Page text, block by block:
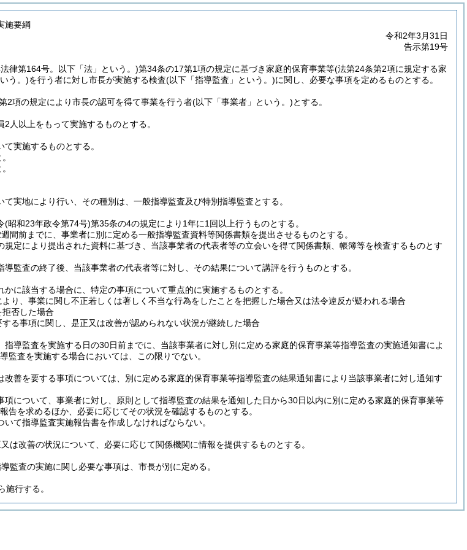
施要綱
令和2年3月31日
告示第19号
律第164号。以下「法」という。)第34条の17第1項の規定に基づき家庭的保育事業等(法第24条第2項に規定する家
う。)を行う者に対し市長が実施する検査(以下「指導監査」という。)に関し、必要な事項を定めるものとする。
2項の規定により市長の認可を得て事業を行う者(以下「事業者」という。)とする。
人以上をもって実施するものとする。
実施するものとする。
実地により行い、その種別は、一般指導監査及び特別指導監査とする。
(昭和23年政令第74号)第35条の4の規定により1年に1回以上行うものとする。
間前までに、事業者に別に定める一般指導監査資料等関係書類を提出させるものとする。
規定により提出された資料に基づき、当該事業者の代表者等の立会いを得て関係書類、帳簿等を検査するものとす
監査の終了後、当該事業者の代表者等に対し、その結果について講評を行うものとする。
かに該当する場合に、特定の事項について重点的に実施するものとする。
り、事業に関し不正若しくは著しく不当な行為をしたことを把握した場合又は法令違反が疑われる場合
否した場合
る事項に関し、是正又は改善が認められない状況が継続した場合
導監査を実施する日の30日前までに、当該事業者に対し別に定める家庭的保育事業等指導監査の実施通知書によ
監査を実施する場合においては、この限りでない。
善を要する事項については、別に定める家庭的保育事業等指導監査の結果通知書により当該事業者に対し通知す
項について、事業者に対し、原則として指導監査の結果を通知した日から30日以内に別に定める家庭的保育事業等
告を求めるほか、必要に応じてその状況を確認するものとする。
て指導監査実施報告書を作成しなければならない。
は改善の状況について、必要に応じて関係機関に情報を提供するものとする。
監査の実施に関し必要な事項は、市長が別に定める。
施行する。